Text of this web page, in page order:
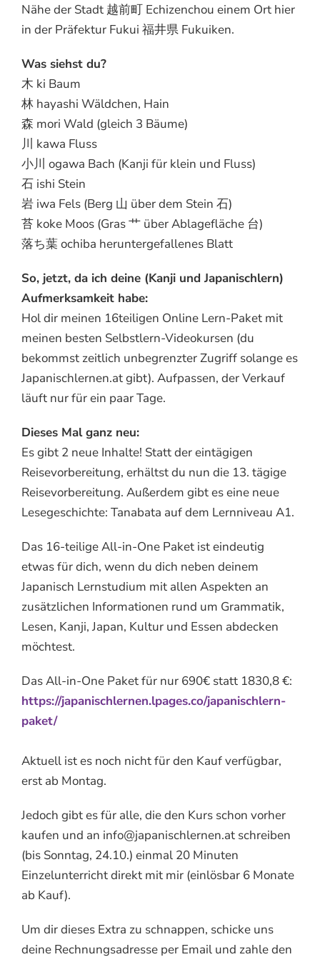
Nähe der Stadt 越前町 Echizenchou einem Ort hier
in der Präfektur Fukui 福井県 Fukuiken.
Was siehst du?
木 ki Baum
林 hayashi Wäldchen, Hain
森 mori Wald (gleich 3 Bäume)
川 kawa Fluss
小川 ogawa Bach (Kanji für klein und Fluss)
石 ishi Stein
岩 iwa Fels (Berg 山 über dem Stein 石)
苔 koke Moos (Gras 艹 über Ablagefläche 台)
落ち葉 ochiba heruntergefallenes Blatt
So, jetzt, da ich deine (Kanji und Japanischlern)
Aufmerksamkeit habe:
Hol dir meinen 16teiligen Online Lern-Paket mit
meinen besten Selbstlern-Videokursen (du
bekommst zeitlich unbegrenzter Zugriff solange es
Japanischlernen.at gibt). Aufpassen, der Verkauf
läuft nur für ein paar Tage.
Dieses Mal ganz neu:
Es gibt 2 neue Inhalte! Statt der eintägigen
Reisevorbereitung, erhältst du nun die 13. tägige
Reisevorbereitung. Außerdem gibt es eine neue
Lesegeschichte: Tanabata auf dem Lernniveau A1.
Das 16-teilige All-in-One Paket ist eindeutig
etwas für dich, wenn du dich neben deinem
Japanisch Lernstudium mit allen Aspekten an
zusätzlichen Informationen rund um Grammatik,
Lesen, Kanji, Japan, Kultur und Essen abdecken
möchtest.
Das All-in-One Paket für nur 690€ statt 1830,8 €:
https://japanischlernen.lpages.co/japanischlern-
paket/
Aktuell ist es noch nicht für den Kauf verfügbar,
erst ab Montag.
Jedoch gibt es für alle, die den Kurs schon vorher
kaufen und an info@japanischlernen.at schreiben
(bis Sonntag, 24.10.) einmal 20 Minuten
Einzelunterricht direkt mit mir (einlösbar 6 Monate
ab Kauf).
Um dir dieses Extra zu schnappen, schicke uns
deine Rechnungsadresse per Email und zahle den